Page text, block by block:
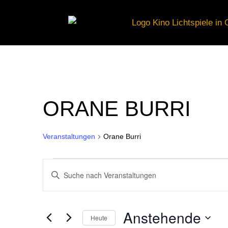
ORANE BURRI
Veranstaltungen Orane Burri
VERANSTALTUNGEN
VERANSTALTUNGEN
SUCHE
Bitte
Suche
Heute Anstehende